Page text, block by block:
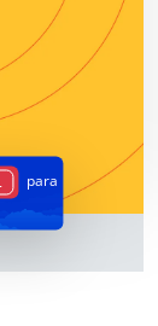
para